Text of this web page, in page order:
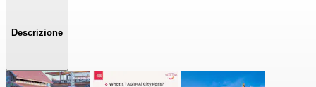
Descrizione